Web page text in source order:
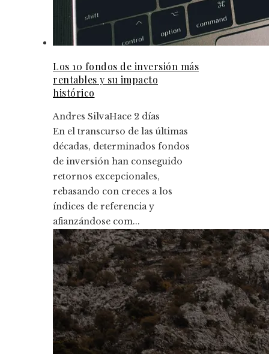
Los 10 fondos de inversión más
rentables y su impacto
histórico
Andres SilvaHace 2 días
En el transcurso de las últimas
décadas, determinados fondos
de inversión han conseguido
retornos excepcionales,
rebasando con creces a los
índices de referencia y
afianzándose com...